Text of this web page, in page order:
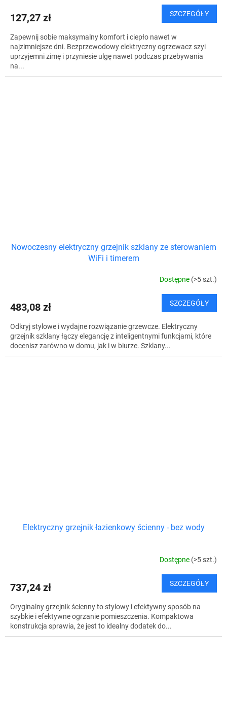
127,27 zł SZCZEGÓŁY
Zapewnij sobie maksymalny komfort i ciepło nawet w
najzimniejsze dni. Bezprzewodowy elektryczny ogrzewacz szyi
uprzyjemni zimę i przyniesie ulgę nawet podczas przebywania
na...
Nowoczesny elektryczny grzejnik szklany ze sterowaniem
WiFi i timerem
Dostępne (>5 szt.)
483,08 zł SZCZEGÓŁY
Odkryj stylowe i wydajne rozwiązanie grzewcze. Elektryczny
grzejnik szklany łączy elegancję z inteligentnymi funkcjami, które
docenisz zarówno w domu, jak i w biurze. Szklany...
Elektryczny grzejnik łazienkowy ścienny - bez wody
Dostępne (>5 szt.)
737,24 zł SZCZEGÓŁY
Oryginalny grzejnik ścienny to stylowy i efektywny sposób na
szybkie i efektywne ogrzanie pomieszczenia. Kompaktowa
konstrukcja sprawia, że jest to idealny dodatek do...